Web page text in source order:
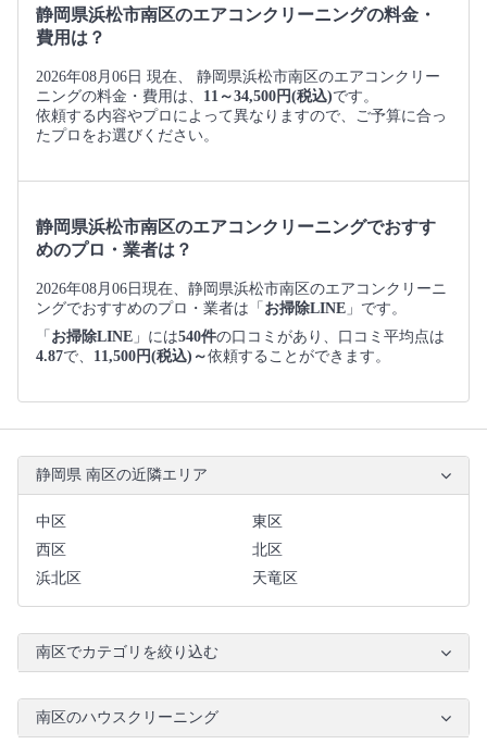
静岡県浜松市南区のエアコンクリーニングの料金・
費用は？
2026年08月06日 現在、 静岡県浜松市南区のエアコンクリー
ニングの料金・費用は、 11～34,500円(税込)です。
依頼する内容やプロによって異なりますので、ご予算に合っ
たプロをお選びください。
静岡県浜松市南区のエアコンクリーニングでおすす
めのプロ・業者は？
2026年08月06日現在、静岡県浜松市南区のエアコンクリーニ
ングでおすすめのプロ・業者は「 お掃除LINE 」です。
「 お掃除LINE 」には540件の口コミがあり、口コミ平均点は
4.87で、 11,500円(税込)～依頼することができます。
静岡県 南区の近隣エリア
中区
東区
西区
北区
浜北区
天竜区
南区でカテゴリを絞り込む
南区のハウスクリーニング